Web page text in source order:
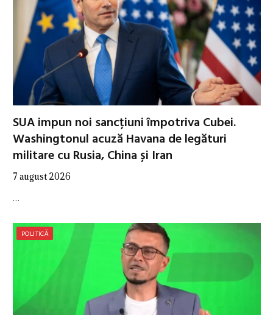
SUA impun noi sancțiuni împotriva Cubei.
Washingtonul acuză Havana de legături
militare cu Rusia, China și Iran
7 august 2026
…
POLITICĂ